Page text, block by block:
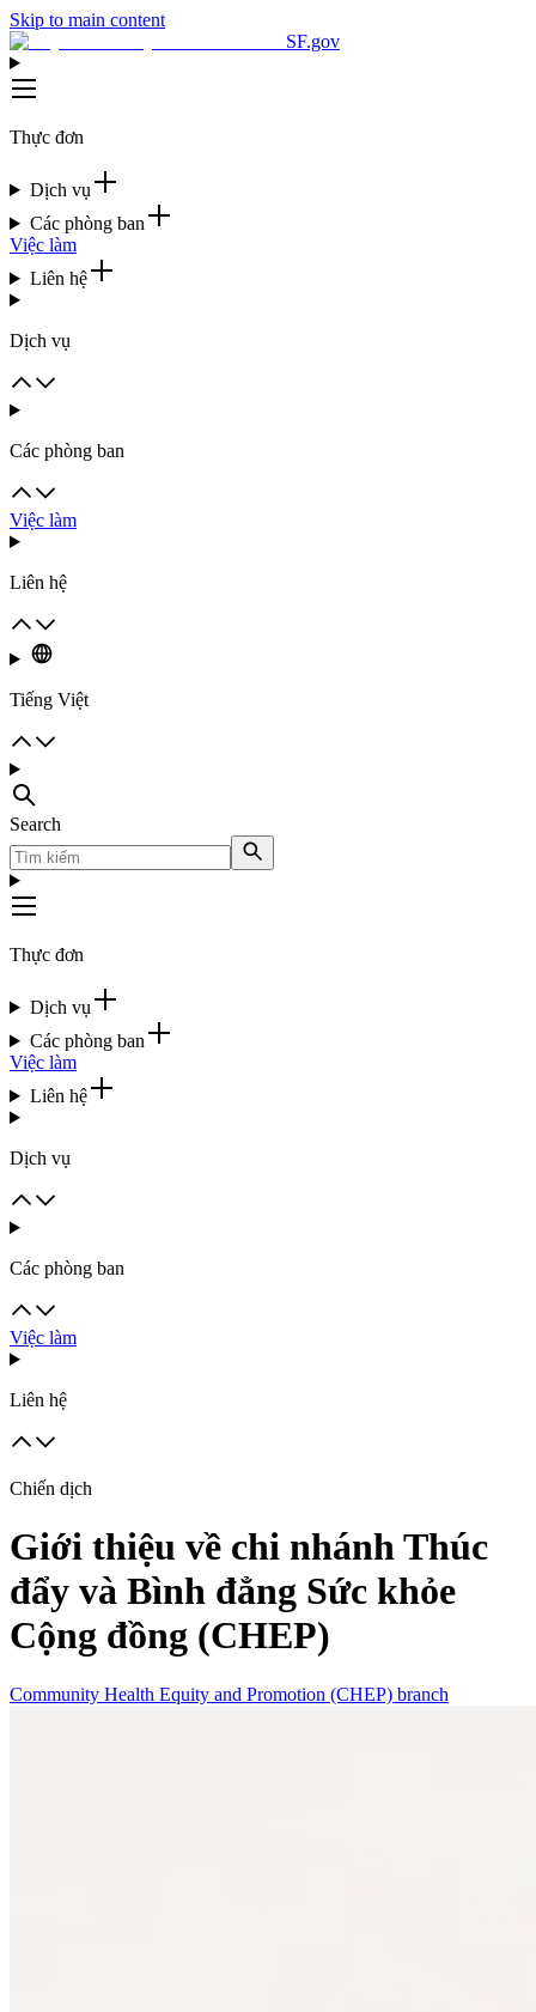
Skip to main content
SF.gov
Thực đơn
Dịch vụ
Các phòng ban
Việc làm
Liên hệ
Dịch vụ
Các phòng ban
Việc làm
Liên hệ
Tiếng Việt
Search
Thực đơn
Dịch vụ
Các phòng ban
Việc làm
Liên hệ
Dịch vụ
Các phòng ban
Việc làm
Liên hệ
Chiến dịch
Giới thiệu về chi nhánh Thúc
đẩy và Bình đẳng Sức khỏe
Cộng đồng (CHEP)
Community Health Equity and Promotion (CHEP) branch